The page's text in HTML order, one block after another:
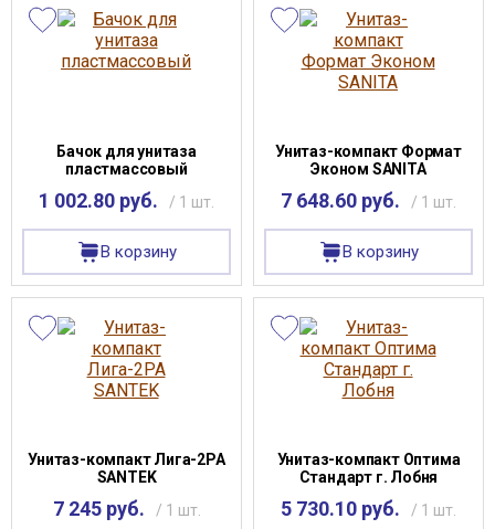
Бачок для унитаза
пластмассовый
1 002.80 руб. / 1 шт.
В корзину
Унитаз-компакт Формат
Эконом SANITA
7 648.60 руб. / 1 шт.
В корзину
Унитаз-компакт Лига-2РА
SANTEK
7 245 руб. / 1 шт.
Унитаз-компакт Оптима
Стандарт г. Лобня
5 730.10 руб. / 1 шт.